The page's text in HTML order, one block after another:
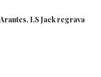
LS Jack regrava